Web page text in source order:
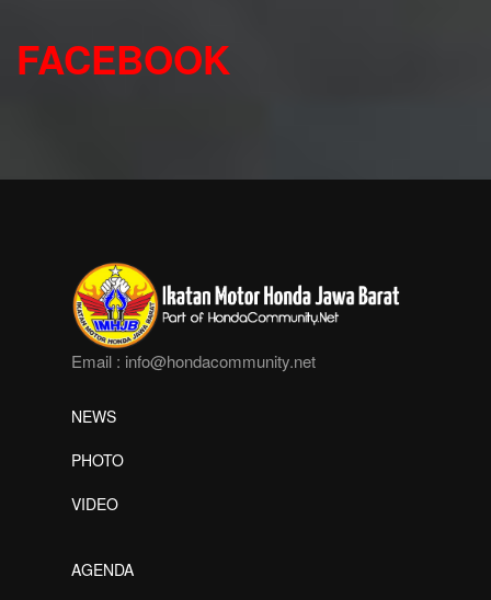
FACEBOOK
Email : info@hondacommunity.net
NEWS
PHOTO
VIDEO
AGENDA